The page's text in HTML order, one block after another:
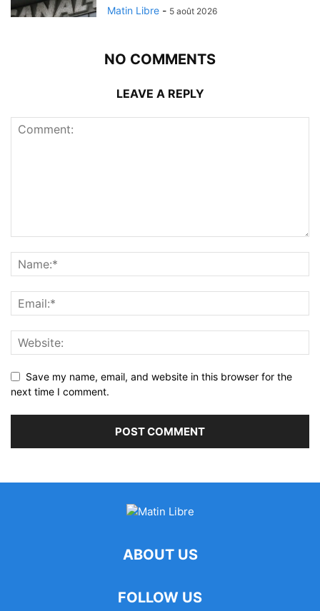
Matin Libre - 5 août 2026
NO COMMENTS
LEAVE A REPLY
Save my name, email, and website in this browser for the
next time I comment.
ABOUT US
FOLLOW US